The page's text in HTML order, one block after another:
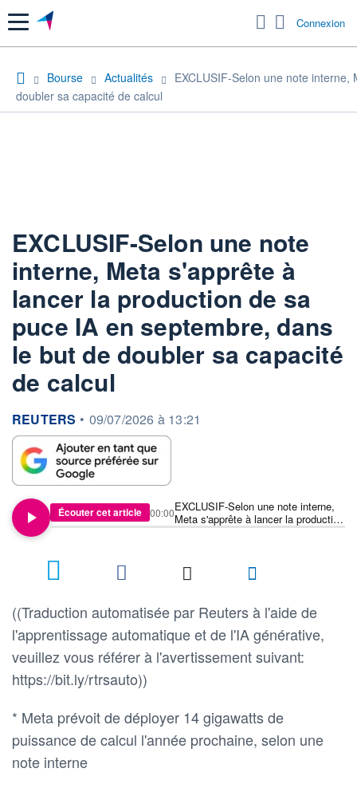
Menu Connexion
Bourse Actualités
EXCLUSIF-Selon une note
doubler sa capacité de calcul
EXCLUSIF-Selon une note
interne, Meta s'apprête à
lancer la production de sa
puce IA en septembre, dans
le but de doubler sa capacité
de calcul
information fournie par
REUTERS • 09/07/2026 à 13:21
Écouter cet article
EXCLUSIF-Selon une note interne,
Meta s'apprête à lancer la production
de sa puce IA en septembre, dans le
00:00
((Traduction automatisée par Reuters à l'aide de
l'apprentissage automatique et de l'IA générative,
veuillez vous référer à l'avertissement suivant:
https://bit.ly/rtrsauto))
* Meta prévoit de déployer 14 gigawatts de
puissance de calcul l'année prochaine, selon une
note interne